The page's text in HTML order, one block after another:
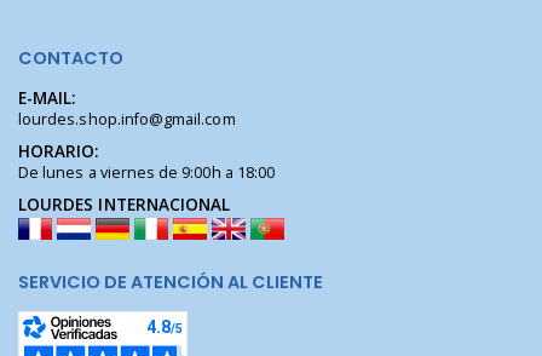
CONTACTO
E-MAIL:
lourdes.shop.info@gmail.com
HORARIO:
De lunes a viernes de 9:00h a 18:00
LOURDES INTERNACIONAL
SERVICIO DE ATENCIÓN AL CLIENTE